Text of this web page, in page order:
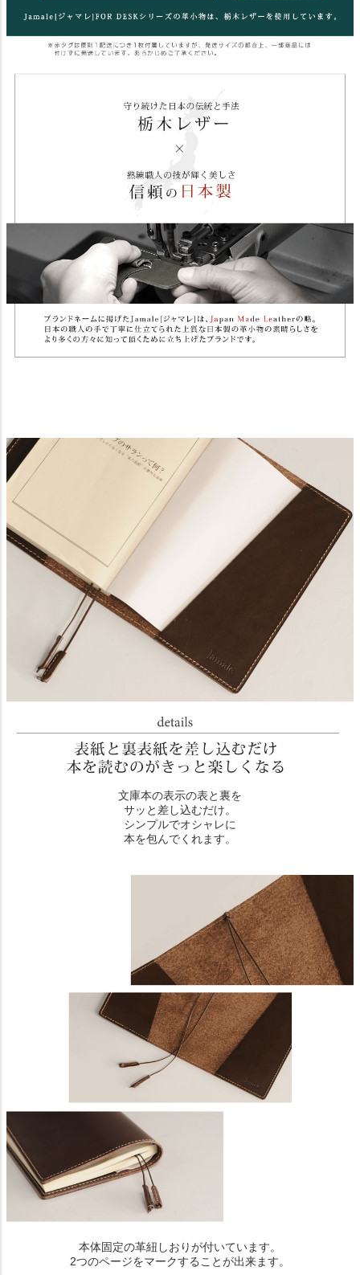
文庫本の表示の表と裏を
サッと差し込むだけ。
シンプルでオシャレに
本を包んでくれます。
本体固定の革紐しおりが付いています。
2つのページをマークすることが出来ます。